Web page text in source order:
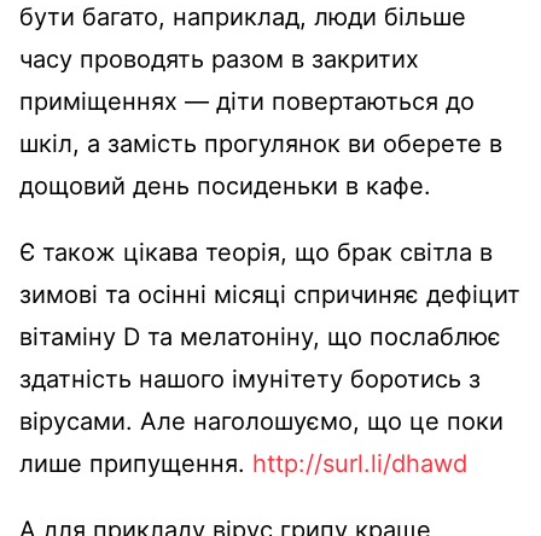
бути багато, наприклад, люди більше
часу проводять разом в закритих
приміщеннях — діти повертаються до
шкіл, а замість прогулянок ви оберете в
дощовий день посиденьки в кафе.
Є також цікава теорія, що брак світла в
зимові та осінні місяці спричиняє дефіцит
вітаміну D та мелатоніну, що послаблює
здатність нашого імунітету боротись з
вірусами. Але наголошуємо, що це поки
лише припущення. http://surl.li/dhawd
А для прикладу вірус грипу краще